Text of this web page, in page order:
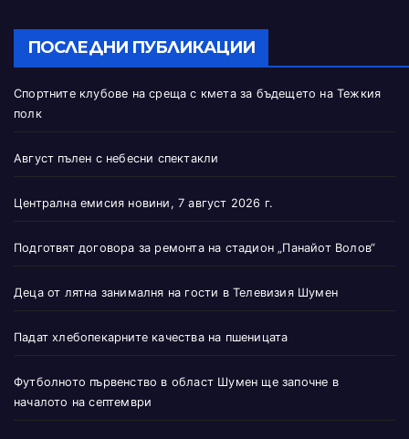
ПОСЛЕДНИ ПУБЛИКАЦИИ
Спортните клубове на среща с кмета за бъдещето на Тежкия
полк
Август пълен с небесни спектакли
Централна емисия новини, 7 август 2026 г.
Подготвят договора за ремонта на стадион „Панайот Волов“
Деца от лятна занималня на гости в Телевизия Шумен
Падат хлебопекарните качества на пшеницата
Футболното първенство в област Шумен ще започне в
началото на септември